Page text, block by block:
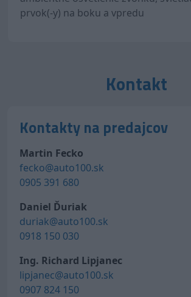
prvok(-y) na boku a vpredu
Kontakt
Kontakty na predajcov
Martin Fecko
fecko@auto100.sk
0905 391 680
Daniel Ďuriak
duriak@auto100.sk
0918 150 030
Ing. Richard Lipjanec
lipjanec@auto100.sk
0907 824 150